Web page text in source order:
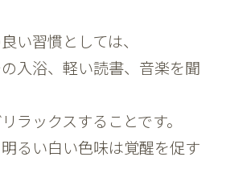
い習慣としては、
入浴、軽い読書、音楽を聞
ラックスすることです。
るい白い色味は覚醒を促す